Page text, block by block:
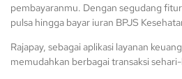
pembayaranmu. Dengan segudang
pulsa hingga bayar iuran BPJS
Rajapay, sebagai aplikasi layanan
memudahkan berbagai transaksi